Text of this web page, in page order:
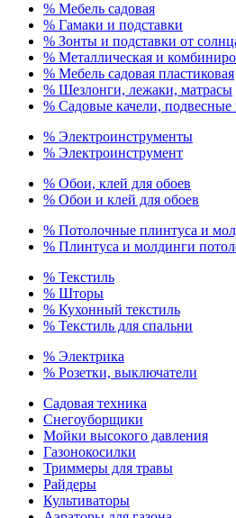
% Мебель садовая
% Гамаки и подставки
% Зонты и подставки от
% Металлическая и
% Мебель садовая пластиковая
% Шезлонги, лежаки, матрасы
% Садовые качели, подвесные
% Электроинструменты
% Электроинструмент
% Обои, клей для обоев
% Обои и клей для обоев
% Потолочные плинтуса и
% Плинтуса и молдинги
% Текстиль
% Шторы
% Кухонный текстиль
% Текстиль для спальни
% Электрика
% Розетки, выключатели
Садовая техника
Снегоуборщики
Мойки высокого давления
Газонокосилки
Триммеры для травы
Райдеры
Культиваторы